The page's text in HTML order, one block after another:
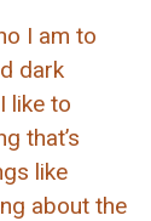
I am to
dark
like to
that’s
like
about the